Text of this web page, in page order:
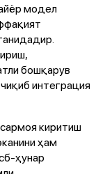
модел
бошқарув
интеграция
киритиш
ҳам
ҳунар